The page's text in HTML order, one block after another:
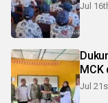
Jul
MCK
Jul